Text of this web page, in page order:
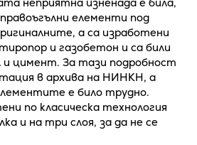
неприятна изненада е била,
елементи под
а са изработени
и газобетон и са били
и цимент. За тази подробност
в архива на НИНКН, а
е било трудно.
по класическа технология
и на три слоя, за да не се